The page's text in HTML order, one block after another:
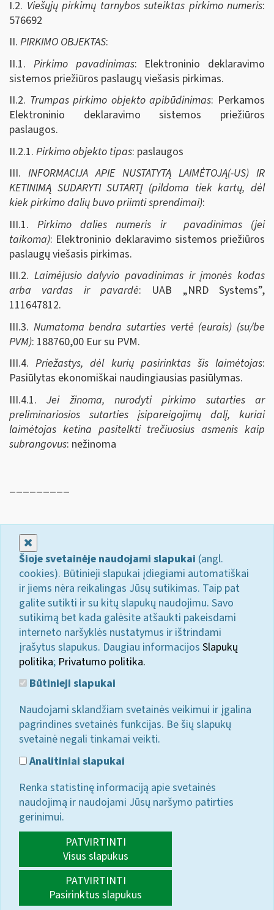
I.2. Viešųjų pirkimų tarnybos suteiktas pirkimo numeris:
576692
II. PIRKIMO OBJEKTAS:
II.1. Pirkimo pavadinimas: Elektroninio deklaravimo
sistemos priežiūros paslaugų viešasis pirkimas.
II.2. Trumpas pirkimo objekto apibūdinimas: Perkamos
Elektroninio deklaravimo sistemos priežiūros
paslaugos.
II.2.1. Pirkimo objekto tipas: paslaugos
III. INFORMACIJA APIE NUSTATYTĄ LAIMĖTOJĄ(-US) IR
KETINIMĄ SUDARYTI SUTARTĮ (pildoma tiek kartų, dėl
kiek pirkimo dalių buvo priimti sprendimai):
III.1.Pirkimo dalies numeris ir pavadinimas (jei
taikoma): Elektroninio deklaravimo sistemos priežiūros
paslaugų viešasis pirkimas.
III.2. Laimėjusio dalyvio pavadinimas ir įmonės kodas
arba vardas ir pavardė: UAB „NRD Systems”,
111647812.
III.3. Numatoma bendra sutarties vertė (eurais) (su/be
PVM): 188760,00 Eur su PVM.
III.4.Priežastys, dėl kurių pasirinktas šis laimėtojas:
Pasiūlytas ekonomiškai naudingiausias pasiūlymas.
III.4.1.Jei žinoma, nurodyti pirkimo sutarties ar
preliminariosios sutarties įsipareigojimų dalį, kuriai
laimėtojas ketina pasitelkti trečiuosius asmenis kaip
subrangovus: nežinoma
Šioje svetainėje naudojami slapukai (angl.
cookies). Būtinieji slapukai įdiegiami automatiškai
ir jiems nėra reikalingas Jūsų sutikimas. Taip pat
galite sutikti ir su kitų slapukų naudojimu. Savo
sutikimą bet kada galėsite atšaukti pakeisdami
interneto naršyklės nustatymus ir ištrindami
įrašytus slapukus. Daugiau informacijos Slapukų
politika; Privatumo politika.
Būtinieji slapukai
Naudojami sklandžiam svetainės veikimui ir įgalina
pagrindines svetainės funkcijas. Be šių slapukų
svetainė negali tinkamai veikti.
Analitiniai slapukai
Renka statistinę informaciją apie svetainės
naudojimą ir naudojami Jūsų naršymo patirties
gerinimui.
PATVIRTINTI
Visus slapukus
PATVIRTINTI
Pasirinktus slapukus